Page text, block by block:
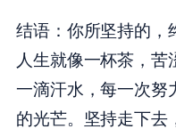
结语：你所坚持的，
人生就像一杯茶，
一滴汗水，每一次努
的光芒。坚持走下去